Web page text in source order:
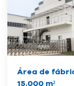
Área de
15.000 m²